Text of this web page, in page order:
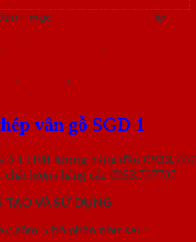
mục:
Từ
, ,
, ,
,
, ,
vân gỗ SGD 1
chất lượng hàng đầu 0933.707707
TẠO VÀ SỬ DỤNG
gồm 5 bộ phận như sau: